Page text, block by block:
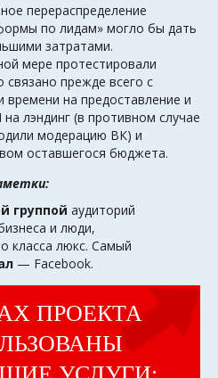
перераспределение
по лидам» могло бы дать
затратами.
мере протестировали
прежде всего с
на предоставление и
лэндинг (в противном случае
модерацию ВК) и
оставшегося бюджета.
группой аудиторий
и люди,
класса люкс. Самый
— Facebook.
ПРОЕКТА